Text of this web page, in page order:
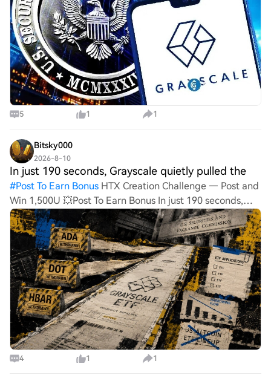
5 1 1
Bitsky000
2026-8-10
In just 190 seconds, Grayscale quietly pulled the
#Post To Earn Bonus HTX Creation Challenge — Post and
Win 1,500U 💥Post To Earn Bonus In just 190 seconds,
Grayscale quietly pulled the plug on three major altcoin
ETFsCardano, Hedera and Polkadot registration
withdrawals
4 1 1